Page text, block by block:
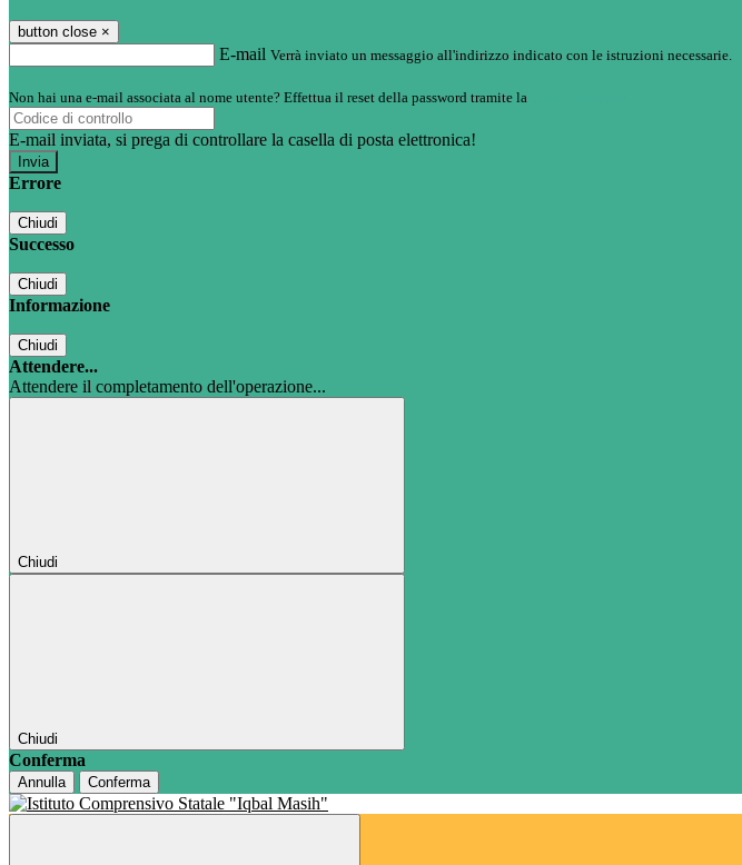
button close ×
E-mail Verrà inviato un messaggio all'indirizzo indicato con le istruzioni necessarie.
Non hai una e-mail associata al nome utente? Effettua il reset della password tramite la
E-mail inviata, si prega di controllare la casella di posta elettronica!
Errore
Chiudi
Successo
Chiudi
Informazione
Chiudi
Attendere...
Attendere il completamento dell'operazione...
Chiudi
Chiudi
Conferma
Annulla Conferma